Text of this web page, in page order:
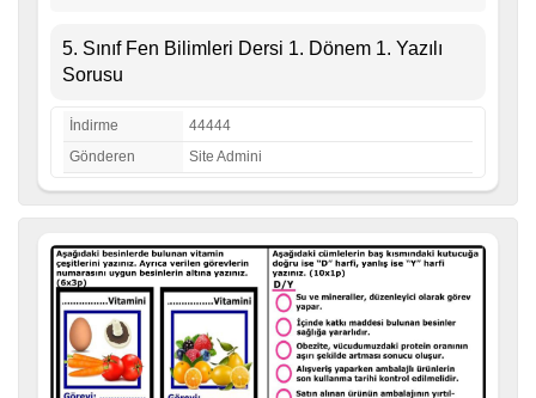
5. Sınıf Fen Bilimleri Dersi 1. Dönem 1. Yazılı
Sorusu
İndirme
44444
Gönderen
Site Admini